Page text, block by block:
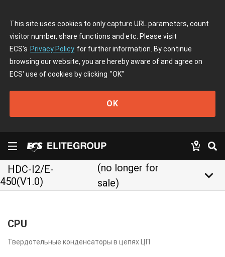
This site uses cookies to only capture URL parameters, count
visitor number, share functions and etc. Please visit
ECS's Privacy Policy for further information. By continue
browsing our website, you are hereby aware of and agree on
ECS' use of cookies by clicking "OK"
OK
HDC-I2/E-
450(V1.0)
(no longer for
sale)
keyboard_arrow_down
CPU
Твердотельные конденсаторы в цепях ЦП